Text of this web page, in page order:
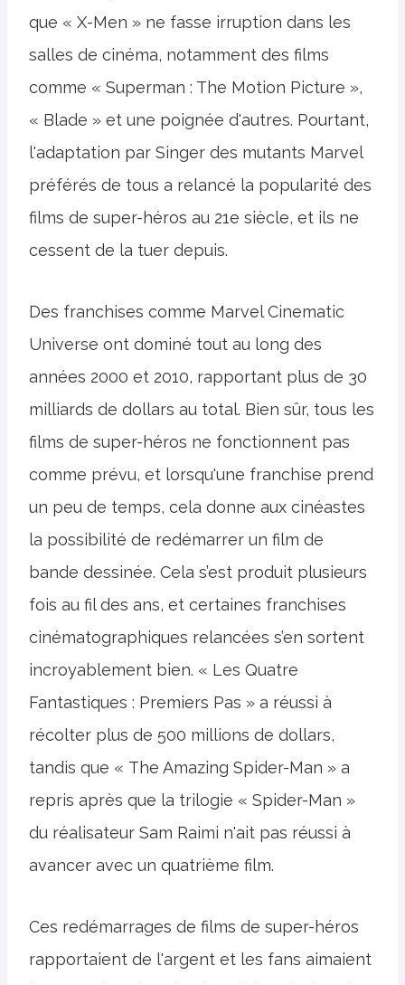
que « X-Men » ne fasse irruption dans les
salles de cinéma, notamment des films
comme « Superman : The Motion Picture »,
« Blade » et une poignée d'autres. Pourtant,
l'adaptation par Singer des mutants Marvel
préférés de tous a relancé la popularité des
films de super-héros au 21e siècle, et ils ne
cessent de la tuer depuis.
Des franchises comme Marvel Cinematic
Universe ont dominé tout au long des
années 2000 et 2010, rapportant plus de 30
milliards de dollars au total. Bien sûr, tous les
films de super-héros ne fonctionnent pas
comme prévu, et lorsqu'une franchise prend
un peu de temps, cela donne aux cinéastes
la possibilité de redémarrer un film de
bande dessinée. Cela s’est produit plusieurs
fois au fil des ans, et certaines franchises
cinématographiques relancées s’en sortent
incroyablement bien. « Les Quatre
Fantastiques : Premiers Pas » a réussi à
récolter plus de 500 millions de dollars,
tandis que « The Amazing Spider-Man » a
repris après que la trilogie « Spider-Man »
du réalisateur Sam Raimi n'ait pas réussi à
avancer avec un quatrième film.
Ces redémarrages de films de super-héros
rapportaient de l'argent et les fans aimaient